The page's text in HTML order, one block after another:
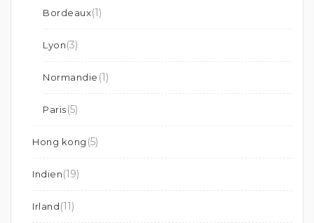
Bordeaux(1)
Lyon(3)
Normandie (1)
Paris(5)
Hong kong (5)
Indien(19)
Irland(11)